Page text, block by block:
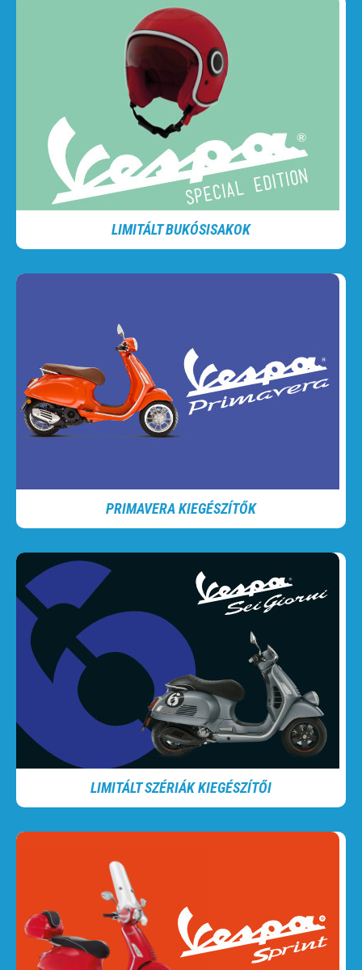
LIMITÁLT BUKÓSISAKOK
PRIMAVERA KIEGÉSZÍTŐK
LIMITÁLT SZÉRIÁK KIEGÉSZÍTŐI